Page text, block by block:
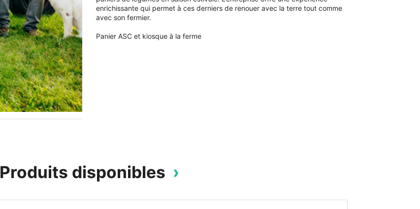
enrichissante qui permet à ces derniers de renouer avec la terre tout comme
avec son fermier.
Panier ASC et kiosque à la ferme
Produits disponibles